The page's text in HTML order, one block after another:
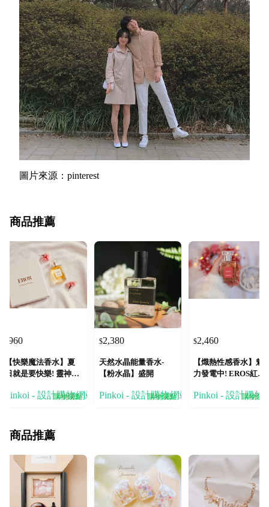
圖片來源：pinterest
商品推薦
960
【快樂魔法香水】夏
日就是要快樂! 靈神Ps
水
Pinkoi - 設計購物網站
購物賺點
$2,380
天然水晶能量香水-
【粉水晶】盛開
Pinkoi - 設計購物網站
購物賺點
$2,460
【熾熱性感香水】魅
力發電中! EROS紅色
Pinkoi - 設計購物
購物賺
商品推薦